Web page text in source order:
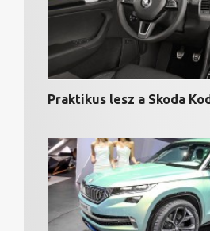
Praktikus lesz a Skoda